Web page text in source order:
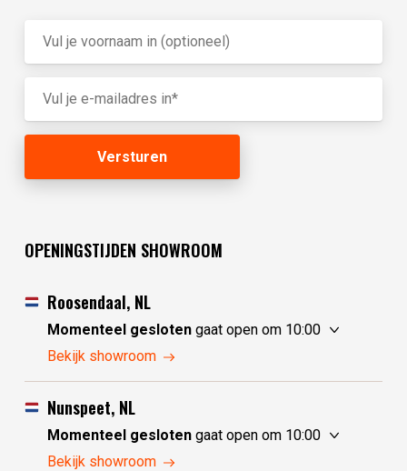
OPENINGSTIJDEN SHOWROOM
Roosendaal, NL
Momenteel geslotengaat open om 10:00
vrijdag
zaterdag
10:00 - 17:30
zondag
maandag
10:00 - 17:30
dinsdag
Bekijk showroom
Nunspeet, NL
Momenteel geslotengaat open om 10:00
vrijdag
Bekijk showroom